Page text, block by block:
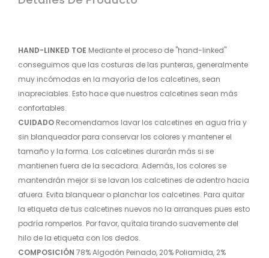
HAND-LINKED TOE Mediante el proceso de "hand-linked"
conseguimos que las costuras de las punteras, generalmente
muy incómodas en la mayoría de los calcetines, sean
inapreciables. Esto hace que nuestros calcetines sean más
confortables.
CUIDADO Recomendamos lavar los calcetines en agua fría y
sin blanqueador para conservar los colores y mantener el
tamaño y la forma. Los calcetines durarán más si se
mantienen fuera de la secadora. Además, los colores se
mantendrán mejor si se lavan los calcetines de adentro hacia
afuera. Evita blanquear o planchar los calcetines. Para quitar
la etiqueta de tus calcetines nuevos no la arranques pues esto
podría romperlos. Por favor, quítala tirando suavemente del
hilo de la etiqueta con los dedos.
COMPOSICIÓN 78% Algodón Peinado, 20% Poliamida, 2%